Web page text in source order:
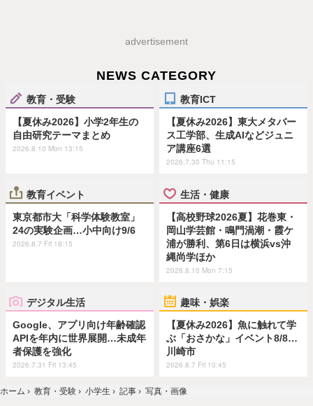
advertisement
NEWS CATEGORY
教育・受験
【夏休み2026】小学2年生の
自由研究テーマまとめ
2026.8.10 Mon 13:15
教育ICT
【夏休み2026】東大メタバー
ス工学部、生成AIなどジュニ
ア講座6選
2026.7.30 Thu 11:15
教育イベント
東京都市大「科学体験教室」
24の実験企画…小中向け9/6
2026.8.7 Fri 18:15
生活・健康
【高校野球2026夏】花巻東・
岡山学芸館・鳴門渦潮・霞ケ
浦が勝利、第6日は横浜vs沖
縄尚学ほか
2026.8.10 Mon 7:15
デジタル生活
Google、アプリ向け年齢確認
APIを年内に世界展開…未成年
者保護を強化
2026.7.31 Fri 13:45
趣味・娯楽
【夏休み2026】魚に触れて学
ぶ「おさかな」イベント8/8…
川崎市
2026.8.7 Fri 10:45
ホーム › 教育・受験 › 小学生 › 記事 › 写真・画像